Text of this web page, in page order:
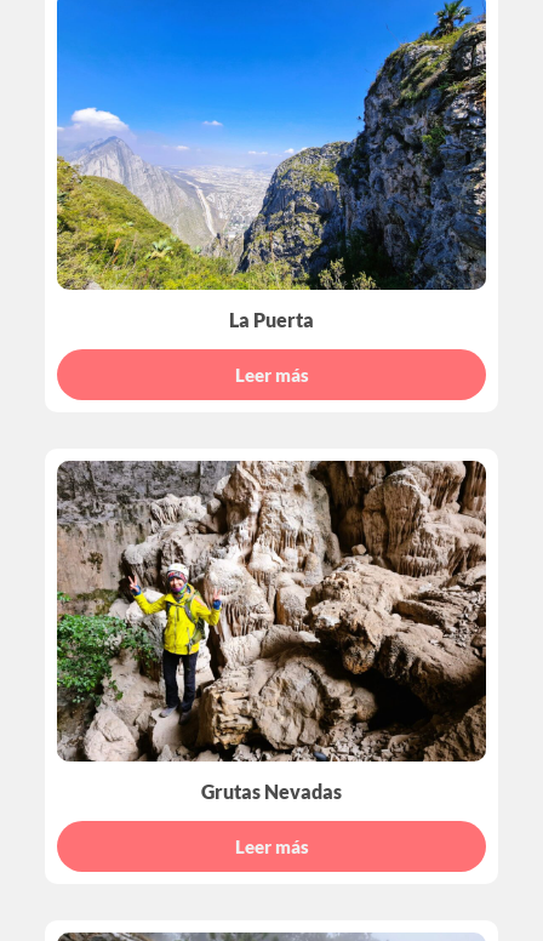
La Puerta
Leer más
Grutas Nevadas
Leer más